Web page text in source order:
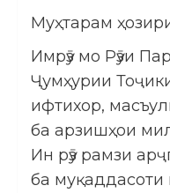
Муҳтарам
Имрӯз мо Рӯзи
Ҷумҳурии
ифтихор,
ба арзишҳои
Ин рӯз рамзи
ба